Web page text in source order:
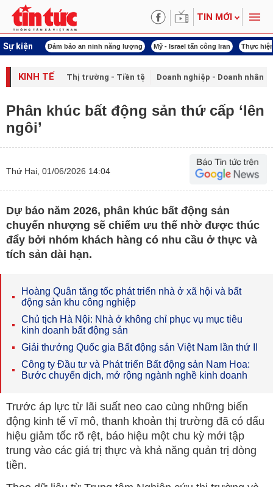
TIN MỚI
Sự kiện
khóa XVI Đảm bảo an ninh năng lượng Mỹ - Israel tấn công Iran Thực
KINH TẾ Thị trường - Tiền tệ Doanh nghiệp - Doanh nhân
Phân khúc bất động sản thứ cấp ‘lên
ngôi’
Thứ Hai, 01/06/2026 14:04
Dự báo năm 2026, phân khúc bất động sản
chuyển nhượng sẽ chiếm ưu thế nhờ được thúc
đẩy bởi nhóm khách hàng có nhu cầu ở thực và
tích sản dài hạn.
Hoàng Quân tăng tốc phát triển nhà ở xã hội và bất
động sản khu công nghiệp
Chủ tịch Hà Nội: Nhà ở không chỉ phục vụ mục tiêu
kinh doanh bất động sản
Giải thưởng Quốc gia Bất động sản Việt Nam lần thứ II
Công ty Đầu tư và Phát triển Bất động sản Nam Hoa:
Bước chuyển dịch, mở rộng ngành nghề kinh doanh
Trước áp lực từ lãi suất neo cao cùng những biến
động kinh tế vĩ mô, thanh khoản thị trường đã có dấu
hiệu giảm tốc rõ rệt, báo hiệu một chu kỳ mới tập
trung vào các giá trị thực và khả năng quản trị dòng
tiền.